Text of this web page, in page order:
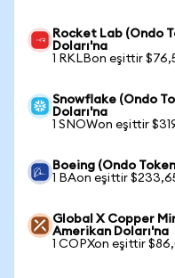
Rocket Lab (Ondo
Doları'na
1 RKLBon eşittir
Snowflake (Ondo
Doları'na
1 SNOWon eşittir
Boeing (Ondo
1 BAon eşittir
Global X Copper
Amerikan Doları'na
1 COPXon eşittir